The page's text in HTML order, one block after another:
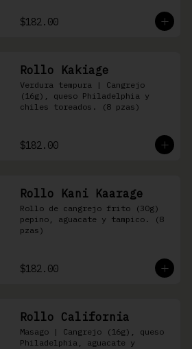
$182.00
Rollo Kakiage
Verdura tempura | Cangrejo
(16g), queso Philadelphia y
chiles toreados. (8 pzas)
$182.00
Rollo Kani Kaarage
Rollo de cangrejo frito (30g)
pepino, aguacate y tampico. (8
pzas)
$182.00
Rollo California
Masago | Cangrejo (16g), queso
Philadelphia, aguacate y